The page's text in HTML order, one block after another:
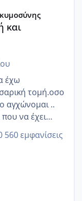
και
έχω
τομή.οσο
αγχώνομαι ..
να έχει
πει την
είναι η
560 εμφανίσεις